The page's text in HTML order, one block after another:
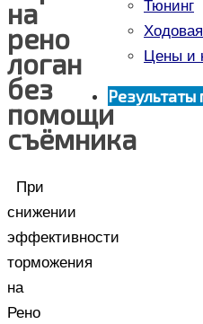
на
рено
логан
без
помощи
съёмника
При
снижении
эффективности
торможения
на
Рено
Тюнинг
Ходовая
Цены и
Результаты